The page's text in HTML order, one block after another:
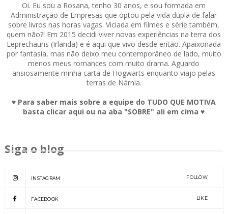
Oi. Eu sou a Rosana, tenho 30 anos, e sou formada em
Administração de Empresas que optou pela vida dupla de falar
sobre livros nas horas vagas. Viciada em filmes e série também,
quem não?! Em 2015 decidi viver novas experiências na terra dos
Leprechauns (Irlanda) e é aqui que vivo desde então. Apaixonada
por fantasia, mas não deixo meu contemporâneo de lado, muito
menos meus romances com muito drama. Aguardo
ansiosamente minha carta de Hogwarts enquanto viajo pelas
terras de Nárnia.
♥ Para saber mais sobre a equipe do TUDO QUE MOTIVA
basta clicar aqui ou na aba "SOBRE" ali em cima ♥
Siga o blog
INSTAGRAM FOLLOW
FACEBOOK LIKE